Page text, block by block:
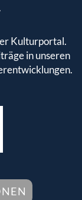
Kulturportal.
in unseren